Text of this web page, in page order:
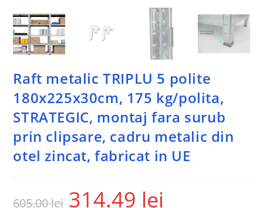
Raft metalic TRIPLU 5 polite
180x225x30cm, 175 kg/polita,
STRATEGIC, montaj fara surub
prin clipsare, cadru metalic din
otel zincat, fabricat in UE
605.00lei 314.49 lei